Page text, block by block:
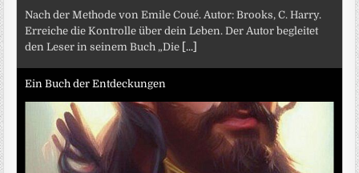
Nach der Methode von Emile Coué. Autor: Brooks, C. Harry.
Erreiche die Kontrolle über dein Leben. Der Autor begleitet
den Leser in seinem Buch „Die [...]
Ein Buch der Entdeckungen